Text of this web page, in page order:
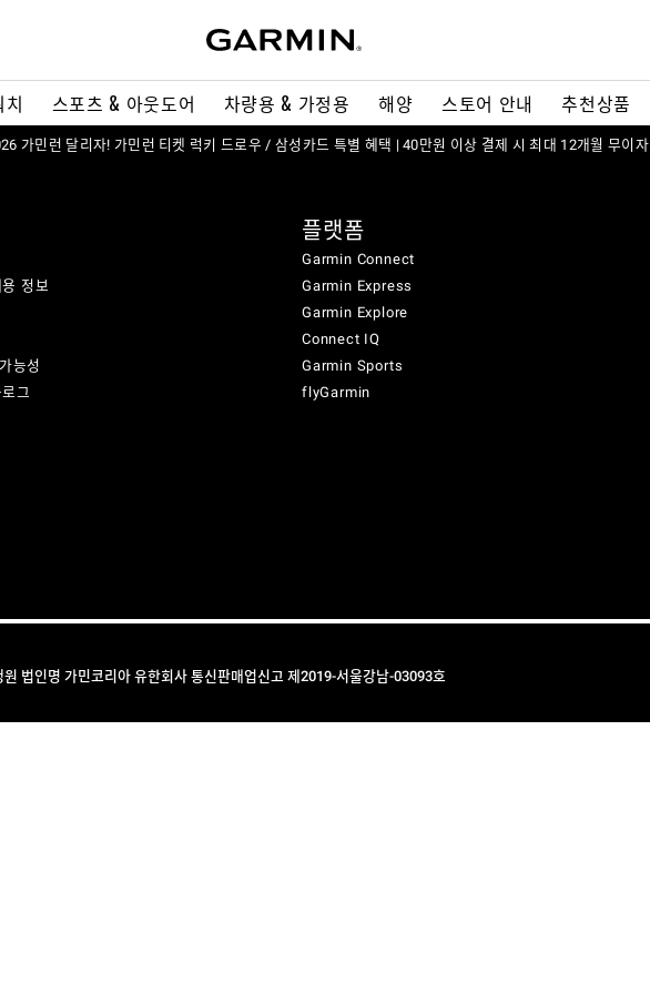
스포츠 & 아웃도어 차량용 & 가정용 해양 스토어 안내 추천상품
가민런 달리자! 가민런 티켓 럭키 드로우 / 삼성카드 특별 혜택 | 40만원 이상 결제 시 최대 12개월 무이자
정보
능성
그
플랫폼
Garmin Connect
Garmin Express
Garmin Explore
Connect IQ
Garmin Sports
flyGarmin
법인명 가민코리아 유한회사 통신판매업신고 제2019-서울강남-03093호